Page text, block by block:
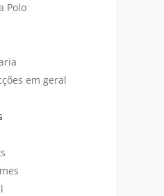
Polo
em geral